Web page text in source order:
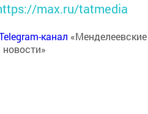
max.ru/tatmedia
канал «Менделеевские
новости»